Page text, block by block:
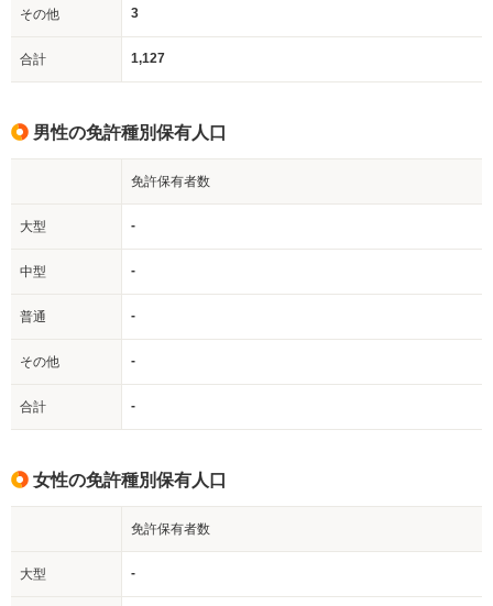
その他 3
合計 1,127
男性の免許種別保有人口
免許保有者数
大型 -
中型 -
普通 -
その他 -
合計 -
女性の免許種別保有人口
免許保有者数
大型 -